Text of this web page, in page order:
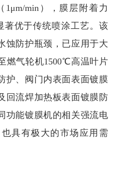
1 μm/min ），膜层附着力
著优于传统喷涂工艺。该
蚀防护瓶颈，已应用于大
燃气轮机1500℃高温叶片
护、阀门内表面表面镀膜
回流焊加热板表面镀膜防
功能镀膜机的相关强流电
具有极大的市场应用需